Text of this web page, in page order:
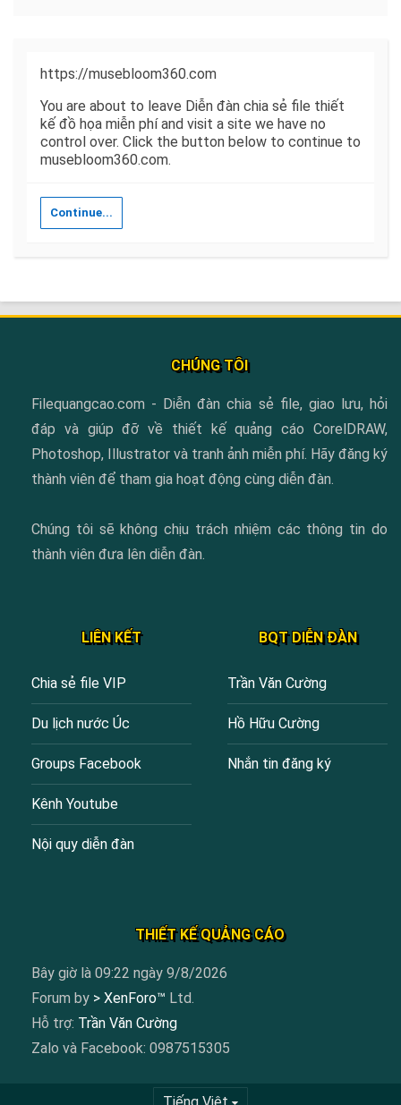
https://musebloom360.com
You are about to leave Diễn đàn chia sẻ file thiết
kế đồ họa miễn phí and visit a site we have no
control over. Click the button below to continue to
musebloom360.com.
Continue...
CHÚNG TÔI
Filequangcao.com - Diễn đàn chia sẻ file, giao lưu, hỏi
đáp và giúp đỡ về thiết kế quảng cáo CorelDRAW,
Photoshop, Illustrator và tranh ảnh miễn phí. Hãy đăng ký
thành viên để tham gia hoạt động cùng diễn đàn.
Chúng tôi sẽ không chịu trách nhiệm các thông tin do
thành viên đưa lên diễn đàn.
LIÊN KẾT
Chia sẻ file VIP
Du lịch nước Úc
Groups Facebook
Kênh Youtube
Nội quy diễn đàn
BQT DIỄN ĐÀN
Trần Văn Cường
Hồ Hữu Cường
Nhắn tin đăng ký
THIẾT KẾ QUẢNG CÁO
Bây giờ là 09:22 ngày 9/8/2026
Forum by > XenForo™ Ltd.
Hỗ trợ: Trần Văn Cường
Zalo và Facebook: 0987515305